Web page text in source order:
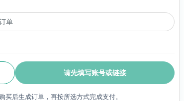
请先填写账号或链接
买后生成订单，再按所选方式完成支付。